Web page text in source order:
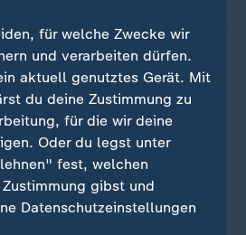
für welche Zwecke wir
und verarbeiten dürfen.
aktuell genutztes Gerät. Mit
du deine Zustimmung zu
für die wir deine
Oder du legst unter
fest, welchen
gibst und
Datenschutzeinstellungen